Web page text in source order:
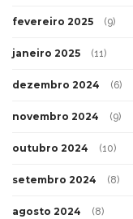
fevereiro 2025 (9)
janeiro 2025 (11)
dezembro 2024 (6)
novembro 2024 (9)
outubro 2024 (10)
setembro 2024 (8)
agosto 2024 (8)